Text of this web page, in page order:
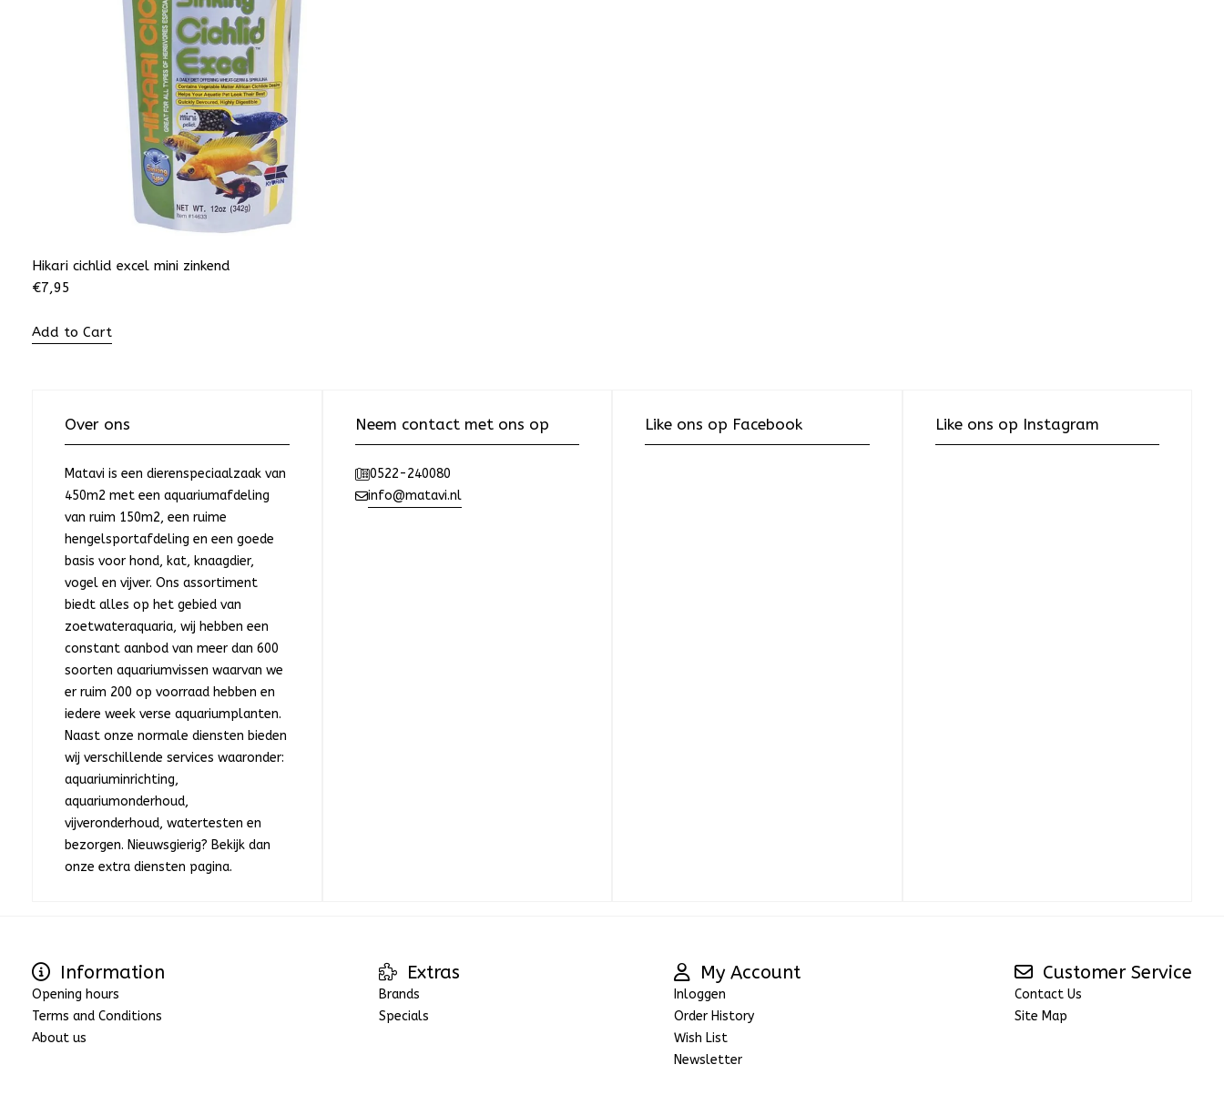
Hikari cichlid excel mini zinkend
€7,95
Add to Cart
Over ons
Matavi is een dierenspeciaalzaak van
450m2 met een aquariumafdeling
van ruim 150m2, een ruime
hengelsportafdeling en een goede
basis voor hond, kat, knaagdier,
vogel en vijver. Ons assortiment
biedt alles op het gebied van
zoetwateraquaria, wij hebben een
constant aanbod van meer dan 600
soorten aquariumvissen waarvan we
er ruim 200 op voorraad hebben en
iedere week verse aquariumplanten.
Naast onze normale diensten bieden
wij verschillende services waaronder:
aquariuminrichting,
aquariumonderhoud,
vijveronderhoud, watertesten en
bezorgen. Nieuwsgierig? Bekijk dan
onze extra diensten pagina.
Neem contact met ons op
0522-240080
info@matavi.nl
Like ons op Facebook Like ons op Instagram
Information
Opening hours
Terms and Conditions
About us
Extras
Brands
Specials
My Account
Inloggen
Order History
Wish List
Newsletter
Customer Service
Contact Us
Site Map